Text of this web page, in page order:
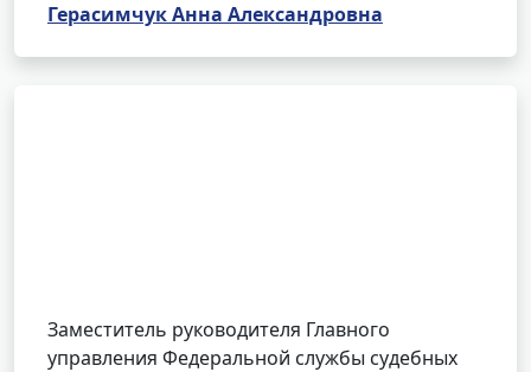
Герасимчук Анна Александровна
Заместитель руководителя Главного
управления Федеральной службы судебных